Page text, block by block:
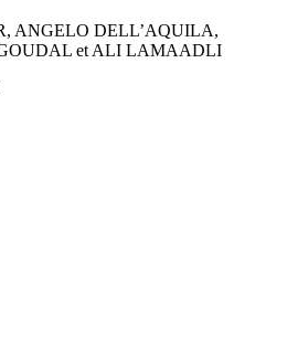
ANGELO DELL’AQUILA,
et ALI LAMAADLI